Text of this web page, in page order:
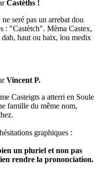
Castèths !
seré pas un arrebat dou
: "Castètch". Mèma Castex,
dab, haut ou baix, lou medix
Vincent P.
Casteigts a atterri en Soule
famille du même nom,
graphiques :
un pluriel et non pas
rendre la prononciation.